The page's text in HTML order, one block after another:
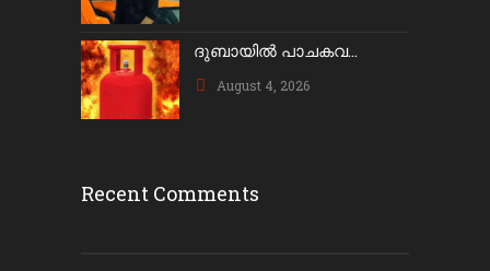
ദുബായിൽ പാചകവ...
August 4, 2026
Recent Comments